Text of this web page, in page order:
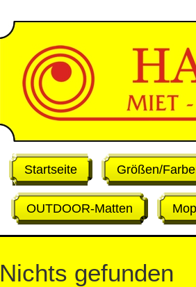
Startseite Größen/
OUTDOOR-Matten
Nichts gefunden